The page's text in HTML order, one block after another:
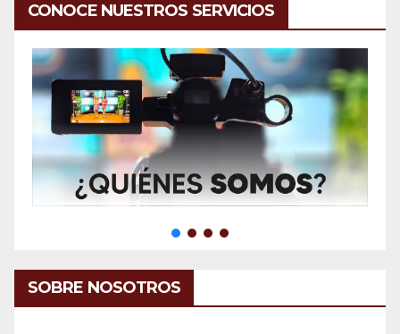
CONOCE NUESTROS SERVICIOS
SOBRE NOSOTROS